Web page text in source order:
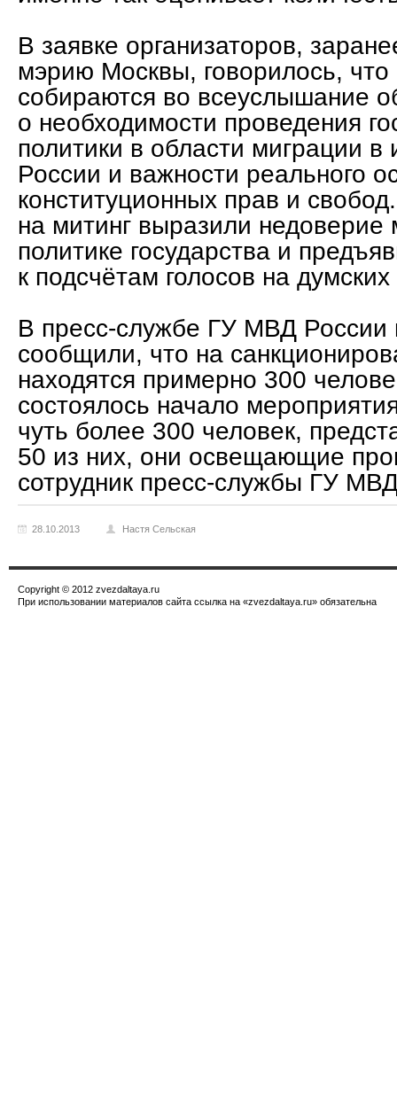
В заявке организаторов,
мэрию Москвы, говорилось, что
собираются во всеуслышание
о необходимости проведения
политики в области миграции в
России и важности реального
конституционных прав и
на митинг выразили недоверие
политике государства и
к подсчётам голосов на
В пресс-службе ГУ МВД России
сообщили, что на
находятся примерно 300
состоялось начало
чуть более 300 человек,
50 из них, они освещающие
сотрудник пресс-службы ГУ
28.10.2013 Настя Сельская
Copyright © 2012 zvezdaltaya.ru
При использовании материалов сайта ссылка на «zvezdaltaya.ru» обязательна